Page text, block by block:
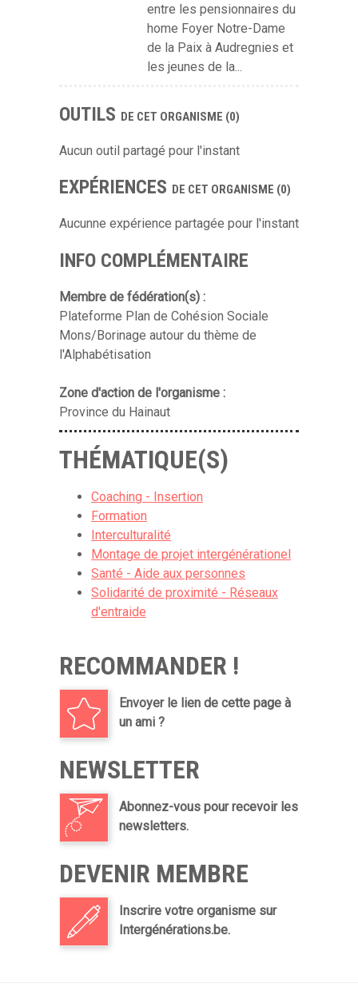
entre les pensionnaires du
home Foyer Notre-Dame
de la Paix à Audregnies et
les jeunes de la...
OUTILS DE CET ORGANISME (0)
Aucun outil partagé pour l'instant
EXPÉRIENCES DE CET ORGANISME (0)
Aucunne expérience partagée pour l'instant
INFO COMPLÉMENTAIRE
Membre de fédération(s) :
Plateforme Plan de Cohésion Sociale
Mons/Borinage autour du thème de
l'Alphabétisation
Zone d'action de l'organisme :
Province du Hainaut
THÉMATIQUE(S)
Coaching - Insertion
Formation
Interculturalité
Montage de projet intergénérationel
Santé - Aide aux personnes
Solidarité de proximité - Réseaux
d'entraide
RECOMMANDER !
Envoyer le lien de cette page à
un ami ?
NEWSLETTER
Abonnez-vous pour recevoir les
newsletters.
DEVENIR MEMBRE
Inscrire votre organisme sur
Intergénérations.be.